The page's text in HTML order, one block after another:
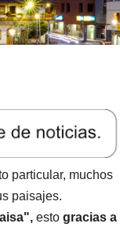
particular, muchos
paisajes.
esto gracias a